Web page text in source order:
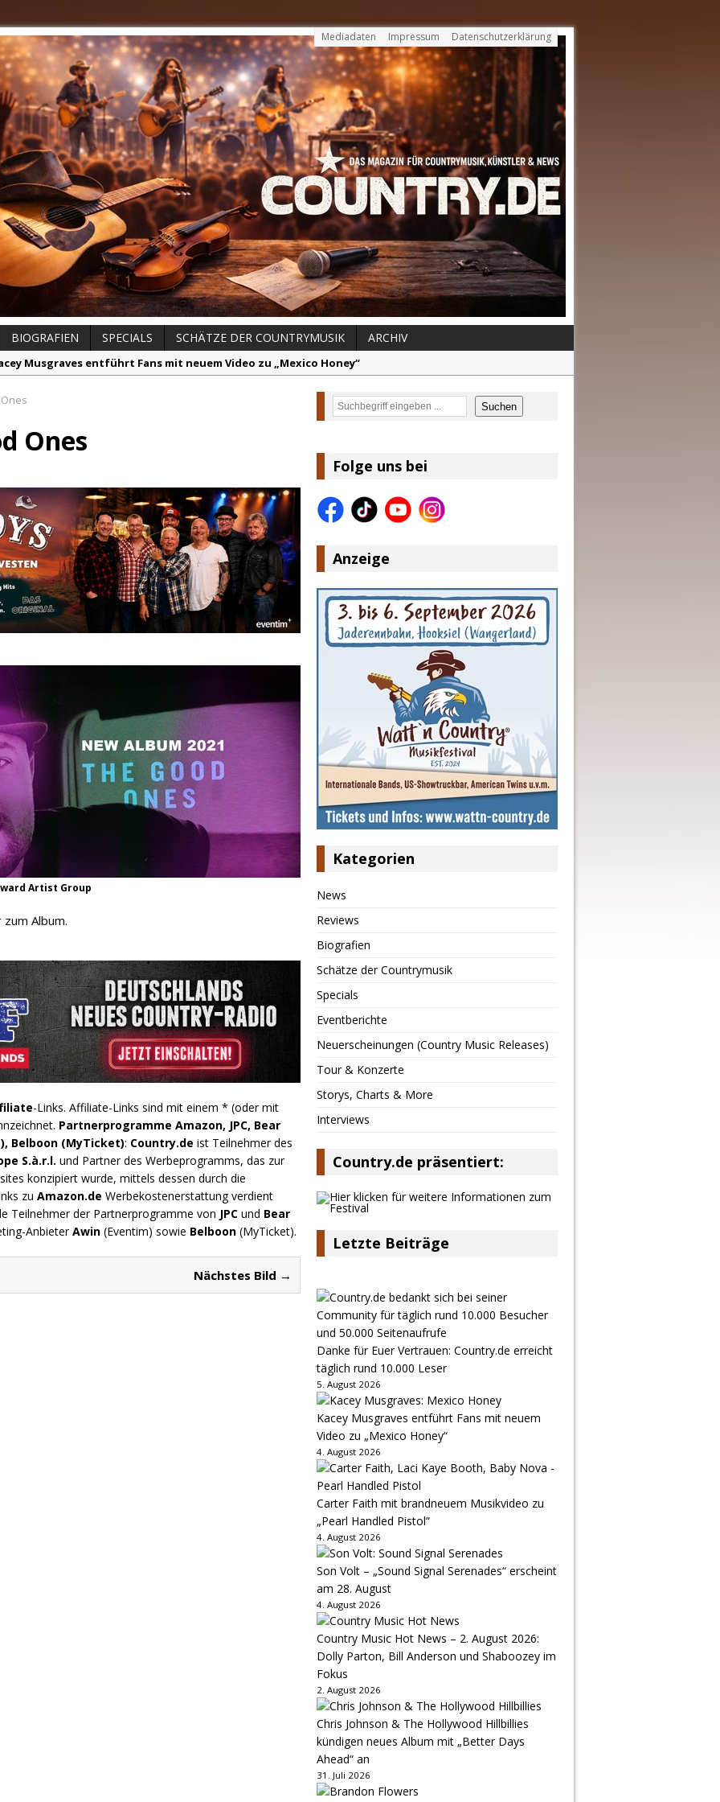
Mediadaten Impressum Datenschutzerklärung
BIOGRAFIEN SPECIALS SCHÄTZE DER COUNTRYMUSIK
ARCHIV
Musgraves entführt Fans mit neuem Video zu „Mexico Honey“
Music Hot News – 2. August 2026: Dolly Parton, Bill Anderson und Shaboozey im Fokus
Johnson & The Hollywood Hillbillies kündigen neues Album mit „Better Days Ahead“ an
für Euer Vertrauen: Country.de erreicht täglich rund 10.000 Leser
Ones
Artist Group
Album.
-Links. Affiliate-Links sind mit einem * (oder mit
Partnerprogramme Amazon, JPC, Bear
Belboon (MyTicket): Country.de ist Teilnehmer des
S.à.r.l. und Partner des Werbeprogramms, das zur
konzipiert wurde, mittels dessen durch die
zu Amazon.de Werbekostenerstattung verdient
Teilnehmer der Partnerprogramme von JPC und Bear
AnbieterAwin (Eventim) sowie Belboon (MyTicket).
Nächstes Bild →
Suchen Suchen
Folge uns bei
Anzeige
Kategorien
News
Reviews
Biografien
Schätze der Countrymusik
Specials
Eventberichte
Neuerscheinungen (Country Music Releases)
Tour & Konzerte
Storys, Charts & More
Interviews
Country.de präsentiert:
Letzte Beiträge
Danke für Euer Vertrauen: Country.de erreicht
täglich rund 10.000 Leser
5. August 2026
Kacey Musgraves entführt Fans mit neuem
Video zu „Mexico Honey“
4. August 2026
Carter Faith mit brandneuem Musikvideo zu
„Pearl Handled Pistol“
4. August 2026
Son Volt – „Sound Signal Serenades“ erscheint
am 28. August
4. August 2026
Country Music Hot News – 2. August 2026:
Dolly Parton, Bill Anderson und Shaboozey im
Fokus
2. August 2026
Chris Johnson & The Hollywood Hillbillies
kündigen neues Album mit „Better Days
Ahead“ an
31. Juli 2026